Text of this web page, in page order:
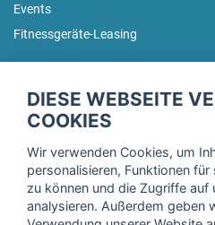
Events
Fitnessgeräte-Leasing
Trage dich hier für unseren
Ich stimme der Verarbeitung
DIESE WEBSEITE
COOKIES
Wir verwenden Cookies, um
personalisieren, Funktionen
zu können und die Zugriffe auf
analysieren. Außerdem geben